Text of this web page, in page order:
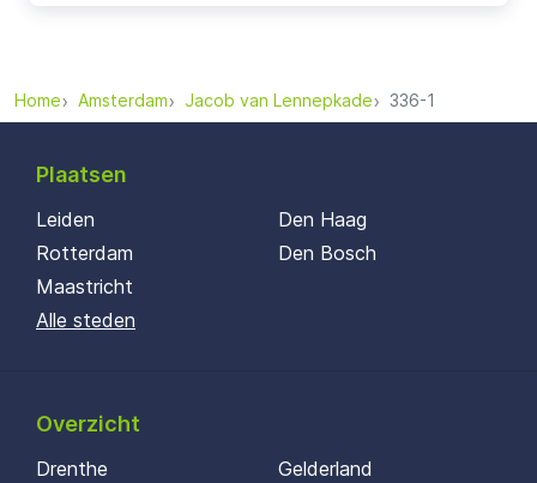
Home Amsterdam Jacob van Lennepkade 336-1
Plaatsen
Leiden
Rotterdam
Maastricht
Den Haag
Den Bosch
Alle steden
Overzicht
Drenthe
Gelderland